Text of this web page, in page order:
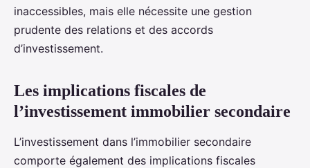
inaccessibles, mais elle nécessite une gestion
prudente des relations et des accords
d’investissement.
Les implications fiscales de
l’investissement immobilier secondaire
L’investissement dans l’immobilier secondaire
comporte également des implications fiscales